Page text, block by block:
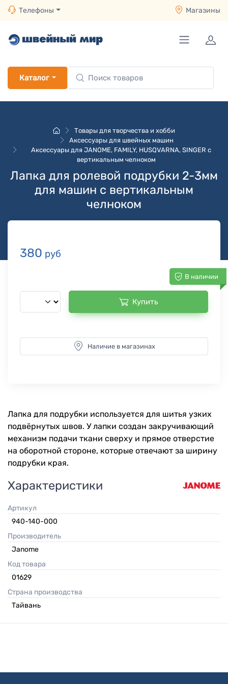
Телефоны Магазины
Каталог
Товары для творчества и хобби
Аксессуары для швейных машин
Аксессуары для JANOME, FAMILY, HUSQVARNA, SINGER с
вертикальным челноком
Лапка для ролевой подрубки 2-3мм
для машин с вертикальным
челноком
380 руб
В наличии
Купить
Наличие в магазинах
Лапка для подрубки используется для шитья узких
подвёрнутых швов. У лапки создан закручивающий
механизм подачи ткани сверху и прямое отверстие
на оборотной стороне, которые отвечают за ширину
подрубки края.
Характеристики
Артикул
940-140-000
Производитель
Janome
Код товара
01629
Страна производства
Тайвань